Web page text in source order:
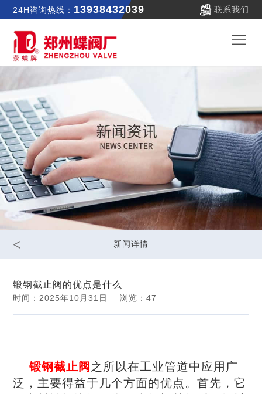
24H咨询热线： 13938432039 联系我们
郑
首
页
于
我
们
新
闻
中
产
品
心
公
实
力
系
我
< 新闻详情
您当前位置：河南郑州蝶阀厂股份有限公司
锻钢截止阀的优点是什么
时间：2025年10月31日 浏览：47
锻钢截止阀之所以在工业管道中应用广
泛，主要得益于几个方面的优点。首先，它